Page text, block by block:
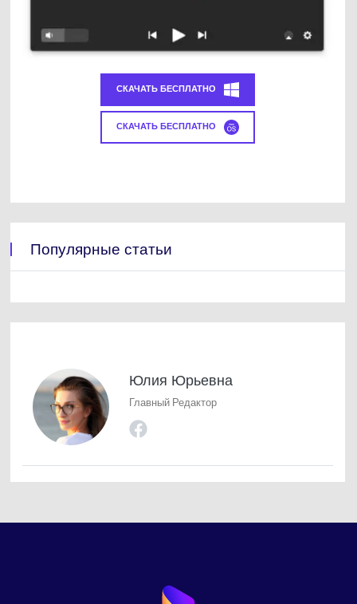
СКАЧАТЬ БЕСПЛАТНО
СКАЧАТЬ БЕСПЛАТНО
Популярные статьи
Юлия Юрьевна
Главный Редактор